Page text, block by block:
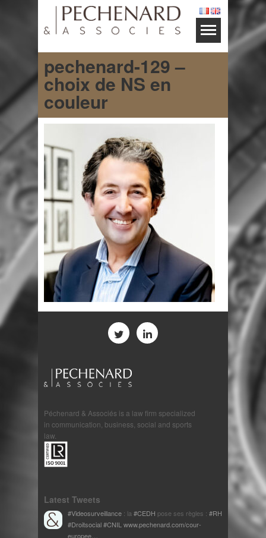
pechenard-129 –
choix de NS en
couleur
Péchenard & Associés is a law firm specialized
in communication, business, social and sports
law.
Latest Tweets
#Videosurveillance : la#CEDH pose ses règles : #RH
#Droitsocial#CNILwww.pechenard.com/cour-
europee…